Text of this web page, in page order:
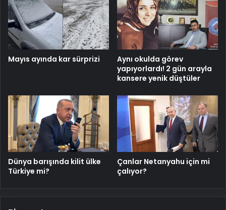
Mayıs ayında kar sürprizi
Aynı okulda görev
yapıyorlardı! 2 gün arayla
kansere yenik düştüler
Dünya barışında kilit ülke
Türkiye mi?
Çanlar Netanyahu için mi
çalıyor?